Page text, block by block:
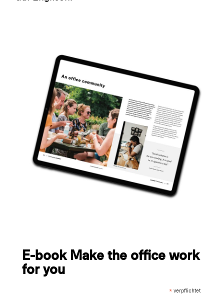
E-book Make the office work
for you
* verpflichtet